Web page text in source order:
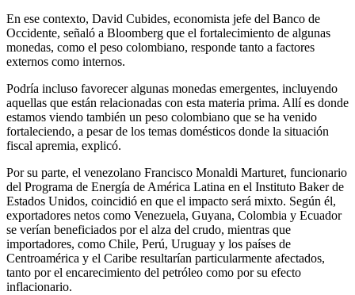
En ese contexto, David Cubides, economista jefe del Banco de
Occidente, señaló a Bloomberg que el fortalecimiento de algunas
monedas, como el peso colombiano, responde tanto a factores
externos como internos.
Podría incluso favorecer algunas monedas emergentes, incluyendo
aquellas que están relacionadas con esta materia prima. Allí es donde
estamos viendo también un peso colombiano que se ha venido
fortaleciendo, a pesar de los temas domésticos donde la situación
fiscal apremia, explicó.
Por su parte, el venezolano Francisco Monaldi Marturet, funcionario
del Programa de Energía de América Latina en el Instituto Baker de
Estados Unidos, coincidió en que el impacto será mixto. Según él,
exportadores netos como Venezuela, Guyana, Colombia y Ecuador
se verían beneficiados por el alza del crudo, mientras que
importadores, como Chile, Perú, Uruguay y los países de
Centroamérica y el Caribe resultarían particularmente afectados,
tanto por el encarecimiento del petróleo como por su efecto
inflacionario.